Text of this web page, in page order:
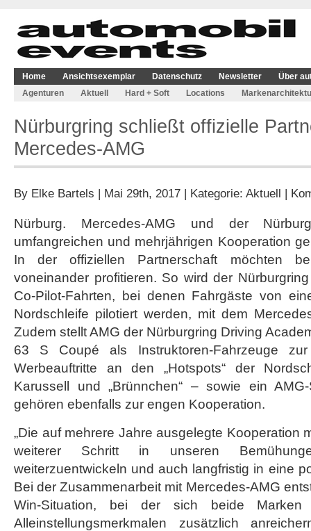
Home Ansichtsexemplar Datenschutz Newsletter
Über
Agenturen
Aktuell Hard + Soft Locations
Nürburgring schließt offizielle
Mercedes-AMG
By Elke Bartels | Mai 29th, 2017 | Kategorie: Aktuell |
Nürburg. Mercedes-AMG und der
umfangreichen und mehrjährigen Kooperation
In der offiziellen Partnerschaft möchten
voneinander profitieren. So wird der
Co-Pilot-Fahrten, bei denen Fahrgäste von
Nordschleife pilotiert werden, mit dem
Zudem stellt AMG der Nürburgring Driving
63 S Coupé als Instruktoren-Fahrzeuge zur
Werbeauftritte an den „Hotspots“ der
Karussell und „Brünnchen“ – sowie ein
gehören ebenfalls zur engen Kooperation.
„Die auf mehrere Jahre ausgelegte Kooperation
weiterer Schritt in unseren
weiterzuentwickeln und auch langfristig in eine
Bei der Zusammenarbeit mit Mercedes-AMG
Win-Situation, bei der sich beide Marken
Alleinstellungsmerkmalen zusätzlich